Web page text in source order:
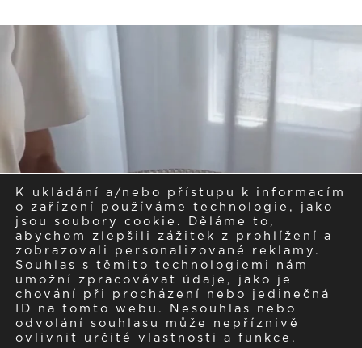
K ukládání a/nebo přístupu k informacím
o zařízení používáme technologie, jako
jsou soubory cookie. Děláme to,
abychom zlepšili zážitek z prohlížení a
zobrazovali personalizované reklamy.
Souhlas s těmito technologiemi nám
umožní zpracovávat údaje, jako je
chování při procházení nebo jedinečná
ID na tomto webu. Nesouhlas nebo
odvolání souhlasu může nepříznivě
ovlivnit určité vlastnosti a funkce.